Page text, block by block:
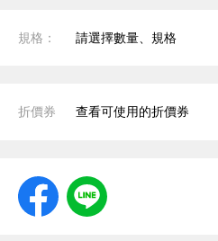
規格： 請選擇數量、規格
折價券 查看可使用的折價券